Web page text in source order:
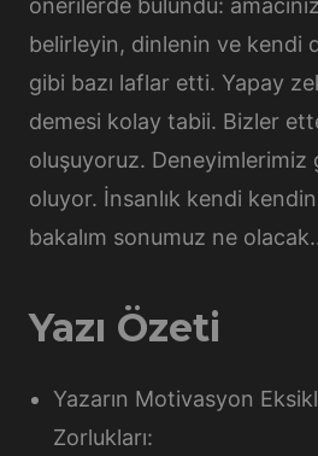
önerilerde bulundu:
belirleyin, dinlenin ve kendi
gibi bazı laflar etti. Yapay
demesi kolay tabii. Bizler
oluşuyoruz. Deneyimlerimiz
oluyor. İnsanlık kendi
bakalım sonumuz ne
Yazı Özeti
Yazarın Motivasyon
Zorlukları: